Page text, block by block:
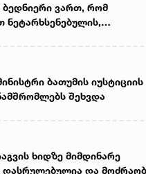
ბედნიერი ვართ, რომ
ნეტარხსენებულის,
ბათუმის იუსტიციის
შეხვდა
ხიდზე მიმდინარე
დასრულებულია და